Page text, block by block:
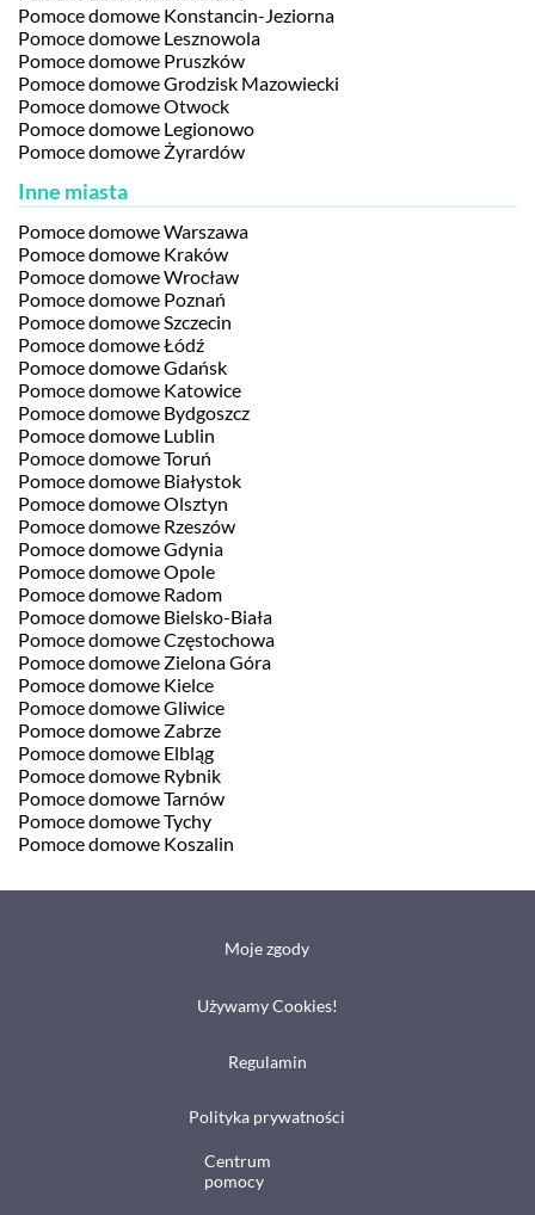
Pomoce domowe Konstancin-Jeziorna
Pomoce domowe Lesznowola
Pomoce domowe Pruszków
Pomoce domowe Grodzisk Mazowiecki
Pomoce domowe Otwock
Pomoce domowe Legionowo
Pomoce domowe Żyrardów
Inne miasta
Pomoce domowe Warszawa
Pomoce domowe Kraków
Pomoce domowe Wrocław
Pomoce domowe Poznań
Pomoce domowe Szczecin
Pomoce domowe Łódź
Pomoce domowe Gdańsk
Pomoce domowe Katowice
Pomoce domowe Bydgoszcz
Pomoce domowe Lublin
Pomoce domowe Toruń
Pomoce domowe Białystok
Pomoce domowe Olsztyn
Pomoce domowe Rzeszów
Pomoce domowe Gdynia
Pomoce domowe Opole
Pomoce domowe Radom
Pomoce domowe Bielsko-Biała
Pomoce domowe Częstochowa
Pomoce domowe Zielona Góra
Pomoce domowe Kielce
Pomoce domowe Gliwice
Pomoce domowe Zabrze
Pomoce domowe Elbląg
Pomoce domowe Rybnik
Pomoce domowe Tarnów
Pomoce domowe Tychy
Pomoce domowe Koszalin
Moje zgody
Używamy Cookies!
Regulamin
Polityka prywatności
Centrum
pomocy